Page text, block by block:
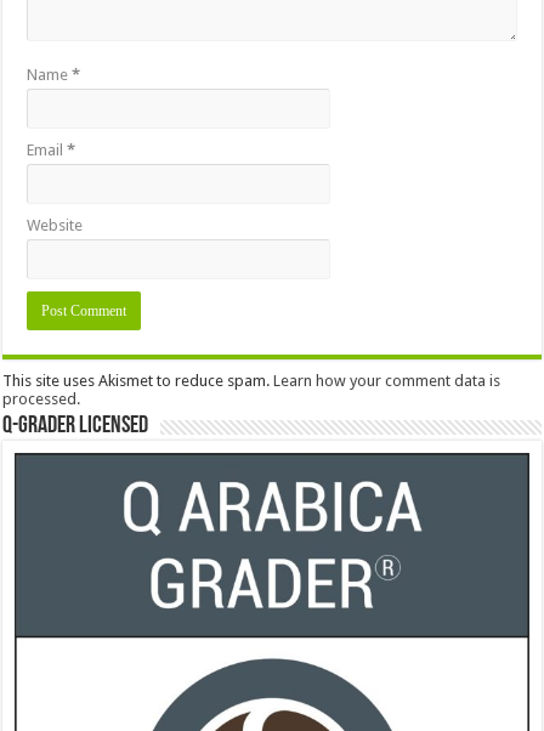
Name*
Email*
Website
This site uses Akismet to reduce spam.Learn how your comment data is
processed.
Q-Grader Licensed